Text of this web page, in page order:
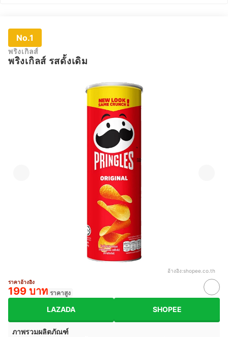
No.1
พริงเกิลส์
พริงเกิลส์ รสดั้งเดิม
อ้างอิง:shopee.co.th
ราคาอ้างอิง
199 บาท ราคาสูง
LAZADA SHOPEE
ภาพรวมผลิตภัณฑ์